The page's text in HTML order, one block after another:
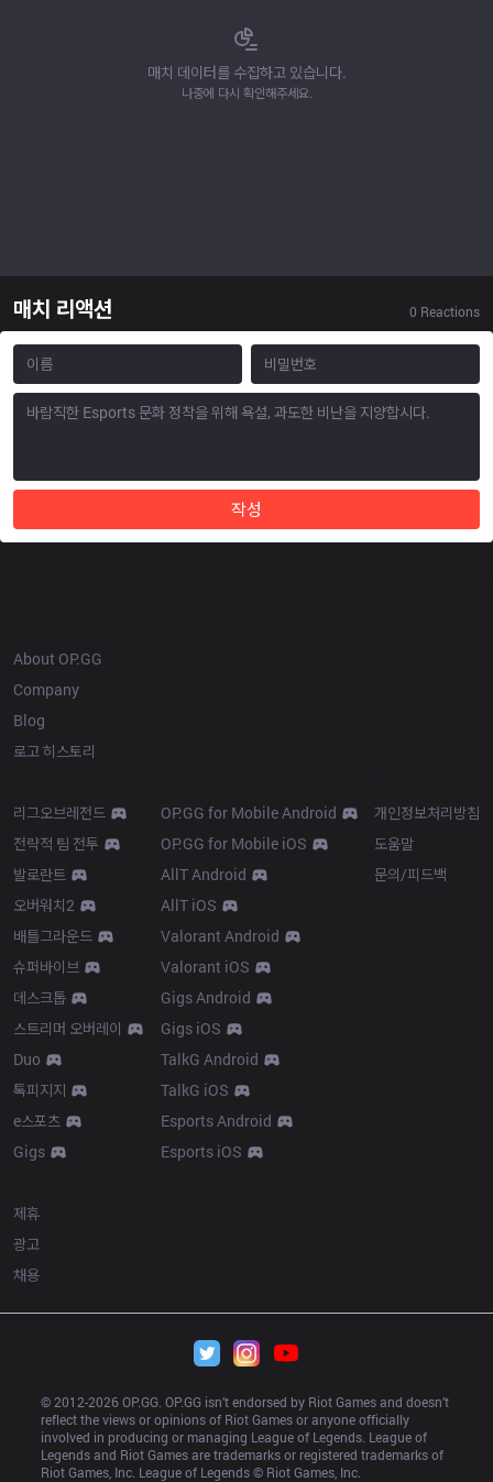
매치 데이터를 수집하고 있습니다.
나중에 다시 확인해주세요.
매치 리액션 0 Reactions
작성
About OP.GG
Company
Blog
로고 히스토리
리그오브레전드
전략적 팀 전투
발로란트
오버워치2
배틀그라운드
슈퍼바이브
데스크톱
스트리머 오버레이
Duo
톡피지지
e스포츠
Gigs
OP.GG for Mobile Android
OP.GG for Mobile iOS
AllT Android
AllT iOS
Valorant Android
Valorant iOS
Gigs Android
Gigs iOS
TalkG Android
TalkG iOS
Esports Android
Esports iOS
개인정보처리방침
도움말
문의/피드백
제휴
광고
채용
© 2012-2026 OP.GG. OP.GG isn’t endorsed by Riot Games and doesn’t
reflect the views or opinions of Riot Games or anyone officially
involved in producing or managing League of Legends. League of
Legends and Riot Games are trademarks or registered trademarks of
Riot Games, Inc. League of Legends © Riot Games, Inc.